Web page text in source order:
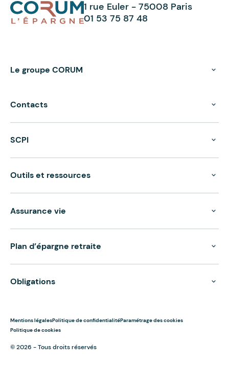
1 rue Euler - 75008 Paris
01 53 75 87 48
Le groupe CORUM
Contacts
SCPI
Outils et ressources
Assurance vie
Plan d’épargne retraite
Obligations
Mentions légalesPolitique de confidentialitéParamétrage des cookies
Politique de cookies
© 2026 - Tous droits réservés